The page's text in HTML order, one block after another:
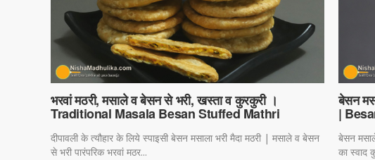
भरवां मठरी, मसाले व बेसन से भरी, खस्ता व कुरकुरी ।
Traditional Masala Besan Stuffed Mathri
दीपावली के त्यौहार के लिये स्पाइसी बेसन मसाला भरी मैदा मठरी | मसाले व बेसन
से भरी पारंपरिक भरवां मठर...
बेसन
|
बेसन
का स्वाद